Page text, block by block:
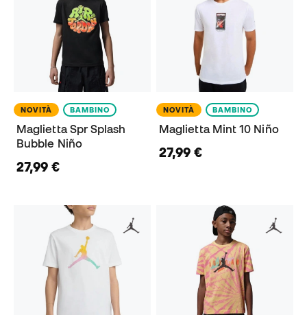
NOVITÀ BAMBINO
Maglietta Spr Splash
Bubble Niño
27,99 €
NOVITÀ BAMBINO
Maglietta Mint 10 Niño
27,99 €